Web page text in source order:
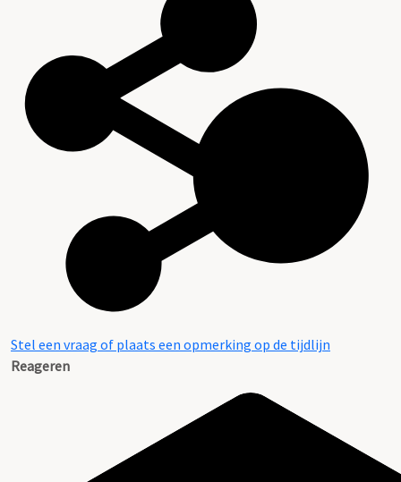
Stel een vraag of plaats een opmerking op de tijdlijn
Reageren